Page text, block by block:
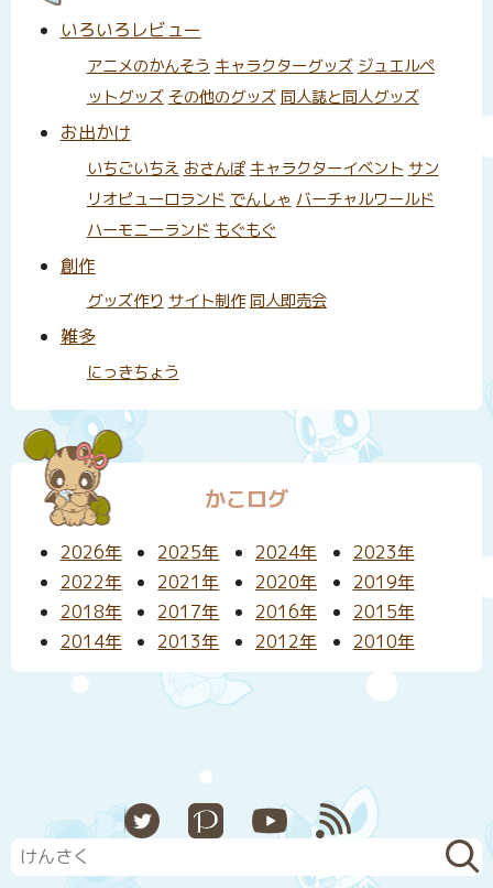
いろいろレビュー
アニメのかんそう キャラクターグッズ ジュエルペ
ットグッズ その他のグッズ 同人誌と同人グッズ
お出かけ
いちごいちえ おさんぽ キャラクターイベント サン
リオピューロランド でんしゃ バーチャルワールド
ハーモニーランド もぐもぐ
創作
グッズ作り サイト制作 同人即売会
雑多
にっきちょう
かこログ
2026年 2025年 2024年
2023年
2022年
2021年 2020年
2019年
2018年
2017年 2016年
2015年
2014年
2013年 2012年 2010年
Pixiv YouTube
RSS